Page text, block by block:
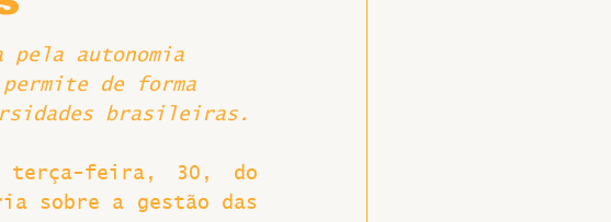
Sabia Divulgações
pela autonomia
de forma
brasileiras.
terça-feira, 30, do
sobre a gestão das